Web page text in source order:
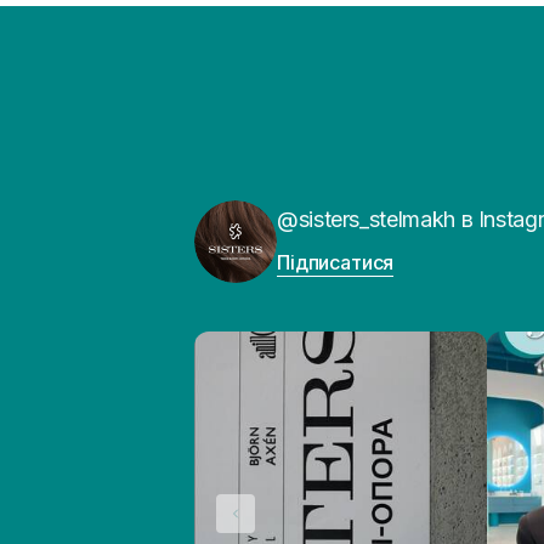
@sisters_stelmakh в
Підписатися